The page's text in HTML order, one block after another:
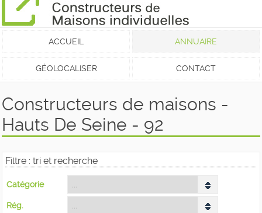
ACCUEIL ANNUAIRE
GÉOLOCALISER CONTACT
Constructeurs de maisons -
Hauts De Seine - 92
Filtre : tri et recherche
Catégorie
Rég.